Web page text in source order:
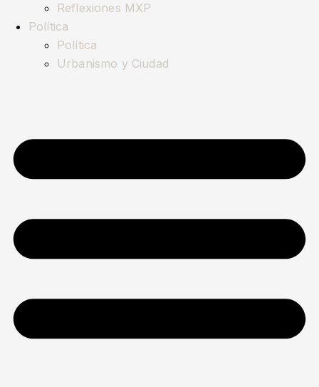
Reflexiones MXP
Política
Política
Urbanismo y Ciudad